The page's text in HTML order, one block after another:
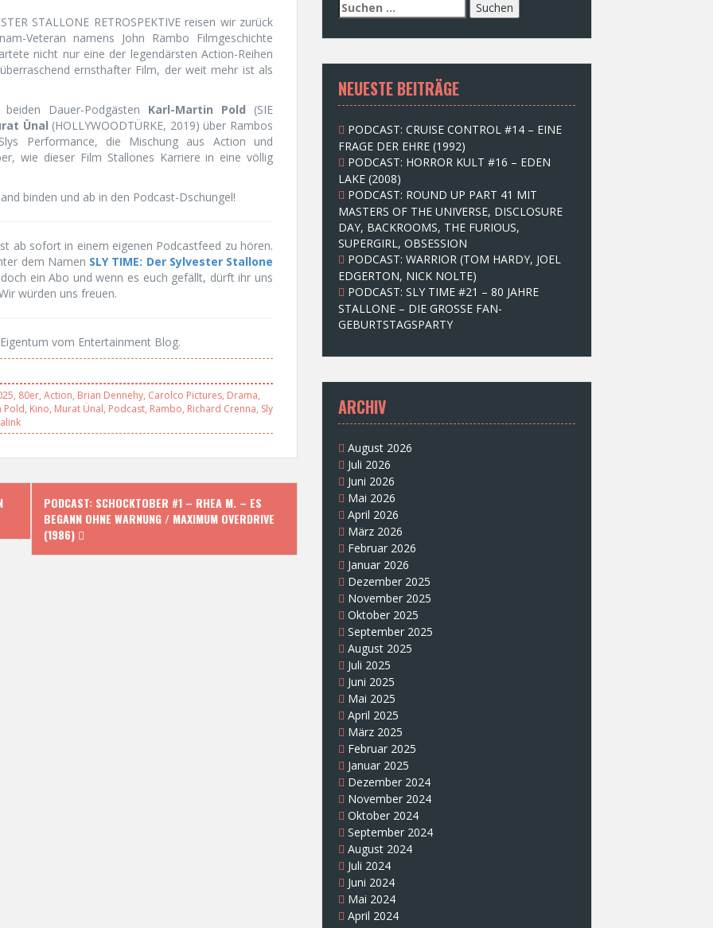
STALLONE RETROSPEKTIVE reisen wir zurück
Veteran namens John Rambo Filmgeschichte
nicht nur eine der legendärsten Action-Reihen
ernsthafter Film, der weit mehr ist als
Dauer-Podgästen Karl-Martin Pold (SIE
Ünal (HOLLYWOODTÜRKE, 2019) über Rambos
Performance, die Mischung aus Action und
wie dieser Film Stallones Karriere in eine völlig
binden und ab in den Podcast-Dschungel!
ab sofort in einem eigenen Podcastfeed zu hören.
dem Namen SLY TIME: Der Sylvester Stallone
ein Abo und wenn es euch gefällt, dürft ihr uns
würden uns freuen.
vom Entertainment Blog.
, 80er, Action, Brian Dennehy, Carolco Pictures, Drama,
Pold, Kino, Murat Ünal, Podcast, Rambo, Richard Crenna, Sly
PODCAST: SCHOCKTOBER #1 – RHEA M. – ES
BEGANN OHNE WARNUNG / MAXIMUM OVERDRIVE
(1986)
S
u
c
e
n
n
c
h
:
NEUESTE BEITRÄGE
PODCAST: CRUISE CONTROL #14 – EINE
FRAGE DER EHRE (1992)
PODCAST: HORROR KULT #16 – EDEN
LAKE (2008)
PODCAST: ROUND UP PART 41 MIT
MASTERS OF THE UNIVERSE, DISCLOSURE
DAY, BACKROOMS, THE FURIOUS,
SUPERGIRL, OBSESSION
PODCAST: WARRIOR (TOM HARDY, JOEL
EDGERTON, NICK NOLTE)
PODCAST: SLY TIME #21 – 80 JAHRE
STALLONE – DIE GROSSE FAN-
GEBURTSTAGSPARTY
ARCHIV
August 2026
Juli 2026
Juni 2026
Mai 2026
April 2026
März 2026
Februar 2026
Januar 2026
Dezember 2025
November 2025
Oktober 2025
September 2025
August 2025
Juli 2025
Juni 2025
Mai 2025
April 2025
März 2025
Februar 2025
Januar 2025
Dezember 2024
November 2024
Oktober 2024
September 2024
August 2024
Juli 2024
Juni 2024
Mai 2024
April 2024